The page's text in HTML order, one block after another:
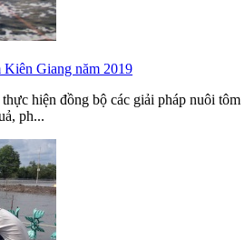
Giang năm 2019
hiện đồng bộ các giải pháp nuôi tôm
ph...